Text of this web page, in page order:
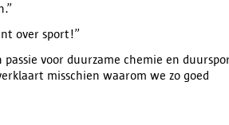
over sport!”
voor duurzame chemie en
misschien waarom we zo goed